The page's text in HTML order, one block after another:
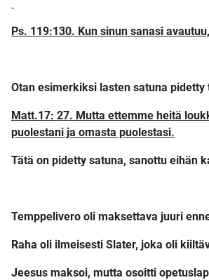
Ps. 119:130. Kun sinun sanasi
Otan esimerkiksi lasten satuna
Matt.17: 27. Mutta ettemme heitä
puolestani ja omasta puolestasi.
Tätä on pidetty satuna, sanottu eihän
Temppelivero oli maksettava juuri
Raha oli ilmeisesti Slater, joka oli
Jeesus maksoi, mutta osoitti